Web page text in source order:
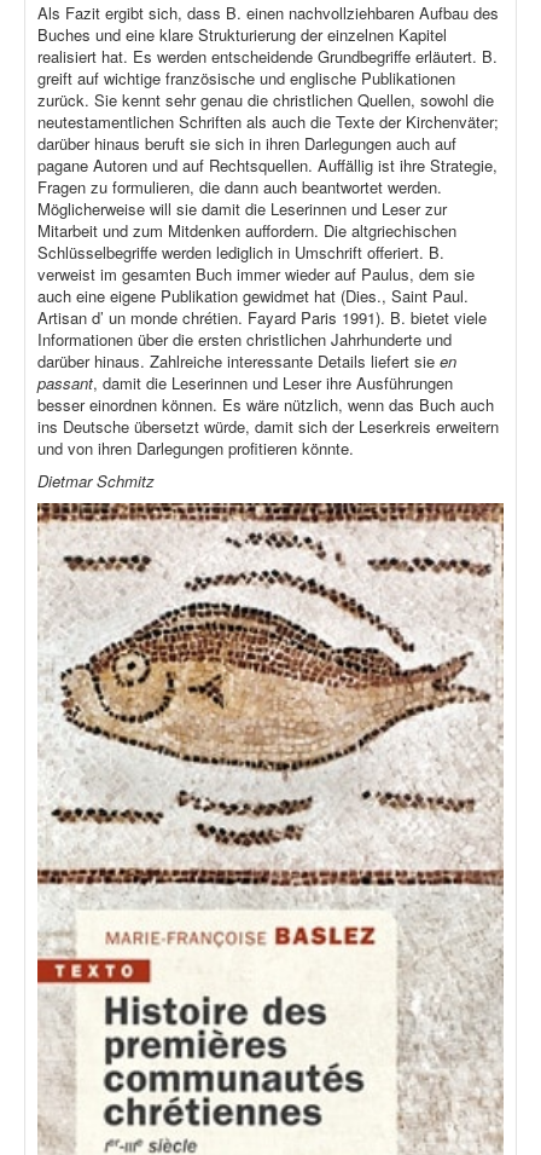
Als Fazit ergibt sich, dass B. einen nachvollziehbaren Aufbau des
Buches und eine klare Strukturierung der einzelnen Kapitel
realisiert hat. Es werden entscheidende Grundbegriffe erläutert. B.
greift auf wichtige französische und englische Publikationen
zurück. Sie kennt sehr genau die christlichen Quellen, sowohl die
neutestamentlichen Schriften als auch die Texte der Kirchenväter;
darüber hinaus beruft sie sich in ihren Darlegungen auch auf
pagane Autoren und auf Rechtsquellen. Auffällig ist ihre Strategie,
Fragen zu formulieren, die dann auch beantwortet werden.
Möglicherweise will sie damit die Leserinnen und Leser zur
Mitarbeit und zum Mitdenken auffordern. Die altgriechischen
Schlüsselbegriffe werden lediglich in Umschrift offeriert. B.
verweist im gesamten Buch immer wieder auf Paulus, dem sie
auch eine eigene Publikation gewidmet hat (Dies., Saint Paul.
Artisan d’ un monde chrétien. Fayard Paris 1991). B. bietet viele
Informationen über die ersten christlichen Jahrhunderte und
darüber hinaus. Zahlreiche interessante Details liefert sie en
passant, damit die Leserinnen und Leser ihre Ausführungen
besser einordnen können. Es wäre nützlich, wenn das Buch auch
ins Deutsche übersetzt würde, damit sich der Leserkreis erweitern
und von ihren Darlegungen profitieren könnte.
Dietmar Schmitz